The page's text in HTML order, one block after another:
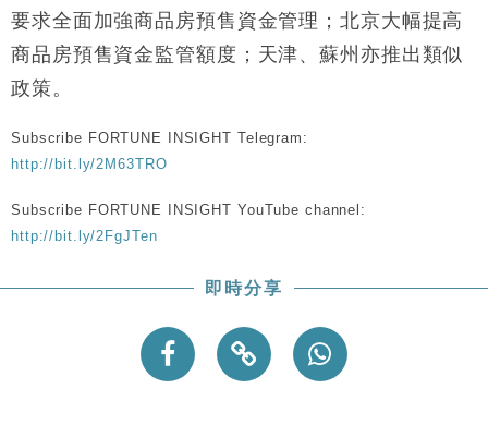
17:40
財經｜本港6月零售額連升14個月 珠寶鐘錶銷售升勢
最強
財經｜滙控重啟最多10億美元回購 派息比率目標維持
元以下
要求全面加強商品房預售資金管理；北京大幅提高
商品房預售資金監管額度；天津、蘇州亦推出類似
政策。
Subscribe FORTUNE INSIGHT Telegram:
http://bit.ly/2M63TRO
Subscribe FORTUNE INSIGHT YouTube channel:
http://bit.ly/2FgJTen
即時分享